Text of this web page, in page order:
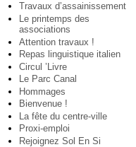
Travaux d’assainissement
Le printemps des
associations
Attention travaux !
Repas linguistique italien
Circul ’Livre
Le Parc Canal
Hommages
Bienvenue !
La fête du centre-ville
Proxi-emploi
Rejoignez Sol En Si